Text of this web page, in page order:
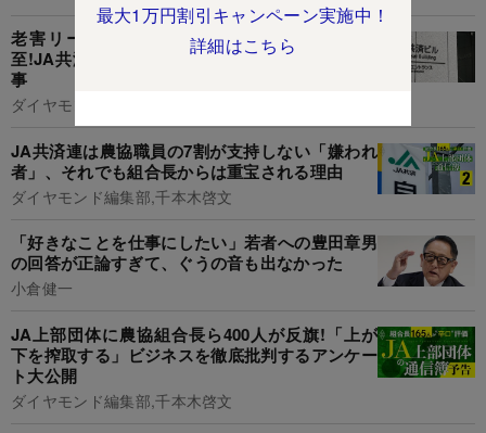
最大1万円割引キャンペーン実施中！
詳細はこちら
老害リーダー続投で農家から「見放され」必
至!JA共済連、全農、全中の保身丸出しトップ人
事
ダイヤモンド編集部,千本木啓文
JA共済連は農協職員の7割が支持しない「嫌われ
者」、それでも組合長からは重宝される理由
ダイヤモンド編集部,千本木啓文
「好きなことを仕事にしたい」若者への豊田章男
の回答が正論すぎて、ぐうの音も出なかった
小倉健一
JA上部団体に農協組合長ら400人が反旗!「上が
下を搾取する」ビジネスを徹底批判するアンケー
ト大公開
ダイヤモンド編集部,千本木啓文